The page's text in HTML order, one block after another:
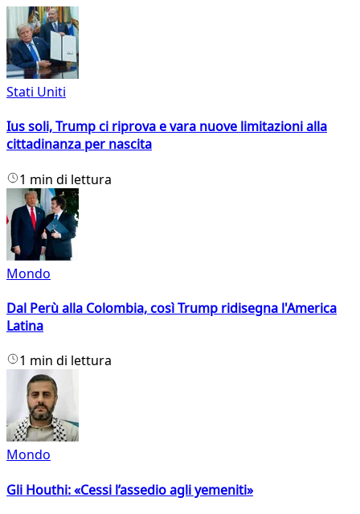
Stati Uniti
Ius soli, Trump ci riprova e vara nuove limitazioni alla
cittadinanza per nascita
1 min di lettura
Mondo
Dal Perù alla Colombia, così Trump ridisegna l'America
Latina
1 min di lettura
Mondo
Gli Houthi: «Cessi l’assedio agli yemeniti»